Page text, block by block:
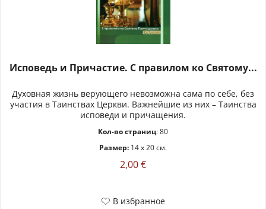
Исповедь и Причастие. С правилом ко Святому...
Духовная жизнь верующего невозможна сама по себе, без
участия в Таинствах Церкви. Важнейшие из них – Таинства
исповеди и причащения.
Кол-во страниц: 80
Размер: 14 x 20 см.
2,00 €
В избранное